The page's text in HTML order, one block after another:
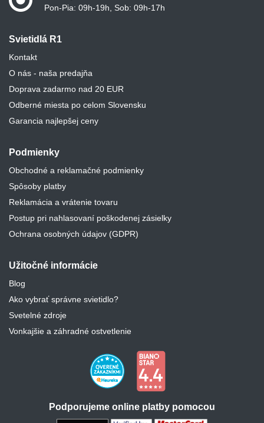
Svietidlá R1
Kontakt
O nás - naša predajňa
Doprava zadarmo nad 20 EUR
Odberné miesta po celom Slovensku
Garancia najlepšej ceny
Podmienky
Obchodné a reklamačné podmienky
Spôsoby platby
Reklamácia a vrátenie tovaru
Postup pri nahlasovaní poškodenej zásielky
Ochrana osobných údajov (GDPR)
Užitočné informácie
Blog
Ako vybrať správne svietidlo?
Svetelné zdroje
Vonkajšie a záhradné ostvetlenie
Pon-Pia: 09h-19h, Sob: 09h-17h
Podporujeme online platby pomocou